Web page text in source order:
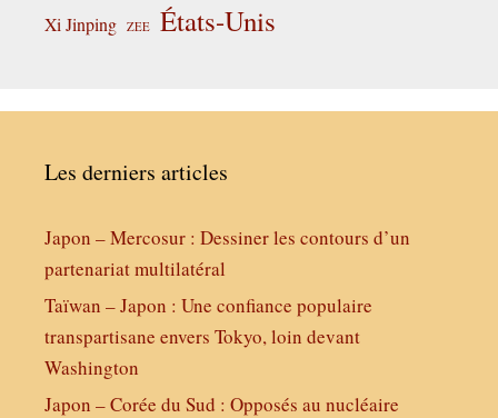
Xi Jinping ZEE États-Unis
Les derniers articles
Japon – Mercosur : Dessiner les contours d’un
partenariat multilatéral
Taïwan – Japon : Une confiance populaire
transpartisane envers Tokyo, loin devant
Washington
Japon – Corée du Sud : Opposés au nucléaire